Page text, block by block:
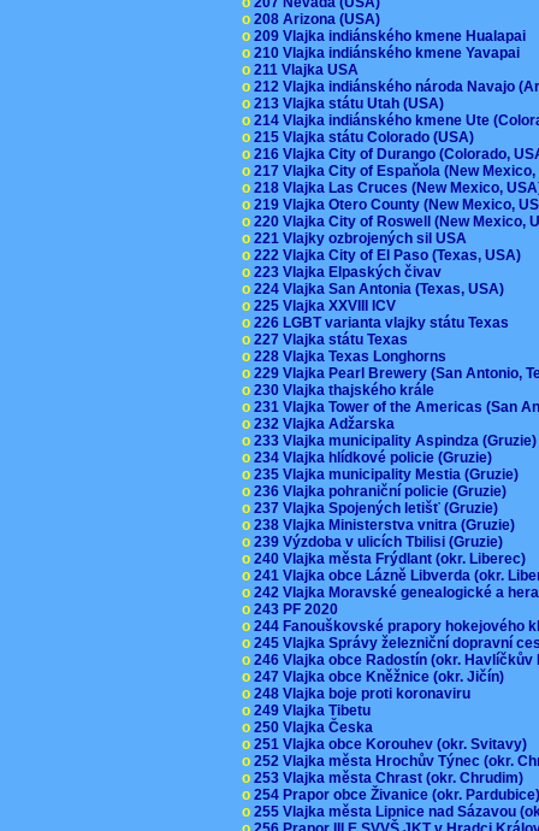
o 208 Arizona (USA)
o 209 Vlajka indiánského kmene Hualapai
o 210 Vlajka indiánského kmene Yavapai
o 211 Vlajka USA
o 212 Vlajka indiánského národa Navajo
o 213 Vlajka státu Utah (USA)
o 214 Vlajka indiánského kmene Ute
o 215 Vlajka státu Colorado (USA)
o 216 Vlajka City of Durango (Colorado,
o 217 Vlajka City of Espaňola (New
o 218 Vlajka Las Cruces (New Mexico,
o 219 Vlajka Otero County (New Mexico,
o 220 Vlajka City of Roswell (New Mexico,
o 221 Vlajky ozbrojených sil USA
o 222 Vlajka City of El Paso (Texas, USA)
o 223 Vlajka Elpaských čivav
o 224 Vlajka San Antonia (Texas, USA)
o 225 Vlajka XXVIII ICV
o 226 LGBT varianta vlajky státu Texas
o 227 Vlajka státu Texas
o 228 Vlajka Texas Longhorns
o 229 Vlajka Pearl Brewery (San Antonio,
o 230 Vlajka thajského krále
o 231 Vlajka Tower of the Americas (San
o 232 Vlajka Adžarska
o 233 Vlajka municipality Aspindza
o 234 Vlajka hlídkové policie (Gruzie)
o 235 Vlajka municipality Mestia (Gruzie)
o 236 Vlajka pohraniční policie (Gruzie)
o 237 Vlajka Spojených letišť (Gruzie)
o 238 Vlajka Ministerstva vnitra (Gruzie)
o 239 Výzdoba v ulicích Tbilisi (Gruzie)
o 240 Vlajka města Frýdlant (okr. Liberec)
o 241 Vlajka obce Lázně Libverda (okr.
o 242 Vlajka Moravské genealogické a
o 243 PF 2020
o 244 Fanouškovské prapory hokejového
o 245 Vlajka Správy železniční dopravní
o 246 Vlajka obce Radostín (okr.
o 247 Vlajka obce Kněžnice (okr. Jičín)
o 248 Vlajka boje proti koronaviru
o 249 Vlajka Tibetu
o 250 Vlajka Česka
o 251 Vlajka obce Korouhev (okr. Svitavy)
o 252 Vlajka města Hrochův Týnec (okr.
o 253 Vlajka města Chrast (okr. Chrudim)
o 254 Prapor obce Živanice (okr.
o 255 Vlajka města Lipnice nad Sázavou